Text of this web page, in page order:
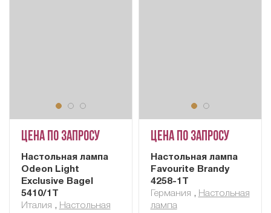
Цена по запросу
Настольная лампа
Odeon Light
Exclusive Bagel
5410/1T
Италия , Настольная
Цена по запросу
Настольная лампа
Favourite Brandy
4258-1T
Германия , Настольная
лампа